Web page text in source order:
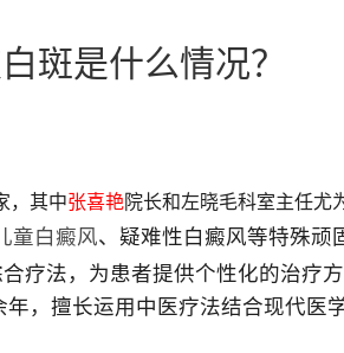
斑是什么情况？
，其中张喜艳院长和左晓毛科室主任尤
童白癜风、疑难性白癜风等特殊顽
疗法，为患者提供个性化的治疗方
，擅长运用中医疗法结合现代医